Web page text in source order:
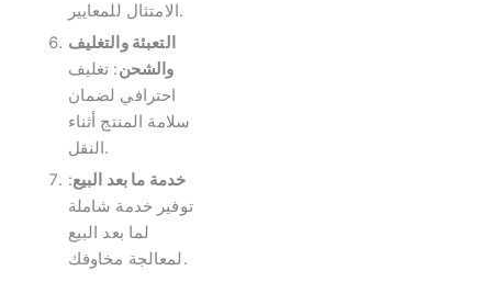
الامتثال للمعايير.
التعبئة والتغليف
والشحن: تغليف
احترافي لضمان
سلامة المنتج أثناء
النقل.
خدمة ما بعد البيع:
توفير خدمة شاملة
لما بعد البيع
لمعالجة مخاوفك.